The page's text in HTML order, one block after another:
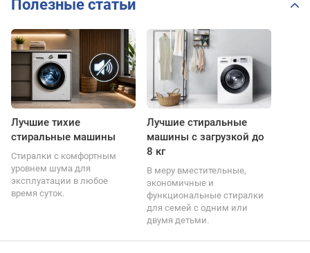
Полезные статьи
Лучшие тихие
стиральные машины
Стиралки с комфортным
уровнем шума для
эксплуатации в любое
время суток.
Лучшие стиральные
машины с загрузкой до
8 кг
В меру вместительные,
экономичные и
функциональные стиралки
для семей с одним или
двумя детьми.